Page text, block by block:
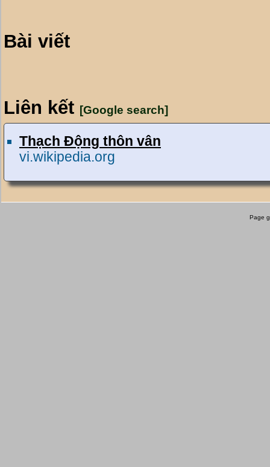
Bài viết
Liên kết [Google search]
Thạch Động thôn vân
vi.wikipedia.org
Page